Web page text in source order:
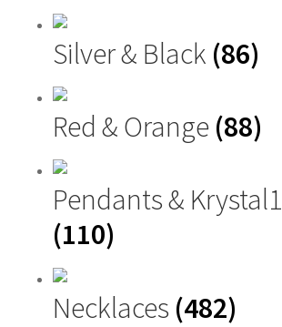
Silver & Black (86)
Red & Orange (88)
Pendants & Krystal1
(110)
Necklaces (482)